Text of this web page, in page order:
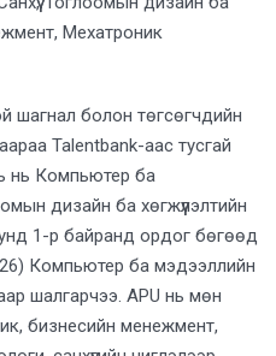
Мехатроник
шагнал болон төгсөгчдийн
Talentbank-аас тусгай
нь Компьютер ба
дизайн ба хөгжүүлэлтийн
1-р байранд ордог бөгөөд
Компьютер ба мэдээллийн
шалгарчээ. APU нь мөн
бизнесийн менежмент,